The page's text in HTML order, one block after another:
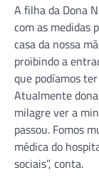
A filha da Dona
com as medidas
casa da nossa
proibindo a
que podíamos
Atualmente
milagre ver a
passou. Fomos
médica do
sociais”, conta.